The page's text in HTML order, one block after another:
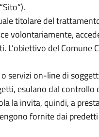
titolare del
volontariamente,
del Comune
servizi on-line di
esulano dal
la invita, quindi, a
fornite dai